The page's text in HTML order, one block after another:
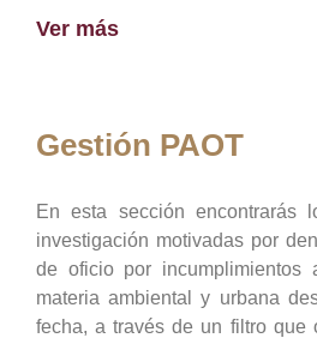
Ver más
Gestión PAOT
En esta sección encontrarás
investigación motivadas por
de oficio por incumplimientos
materia ambiental y urbana
fecha, a través de un filtro que